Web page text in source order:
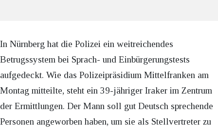
In Nürnberg hat die Polizei ein weitreichendes
Betrugssystem bei Sprach- und Einbürgerungstests
aufgedeckt. Wie das Polizeipräsidium Mittelfranken am
Montag mitteilte, steht ein 39-jähriger Iraker im Zentrum
der Ermittlungen. Der Mann soll gut Deutsch sprechende
Personen angeworben haben, um sie als Stellvertreter zu